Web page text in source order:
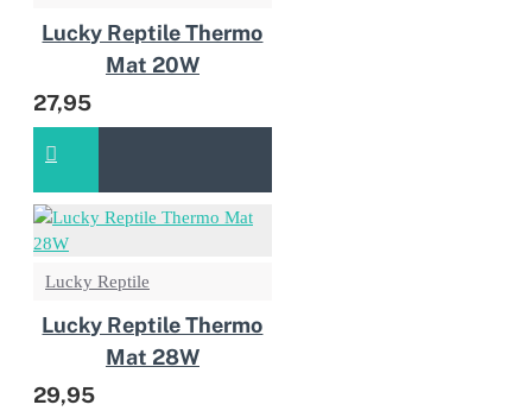
Lucky Reptile Thermo
Mat 20W
27,95
Lucky Reptile
Lucky Reptile Thermo
Mat 28W
29,95